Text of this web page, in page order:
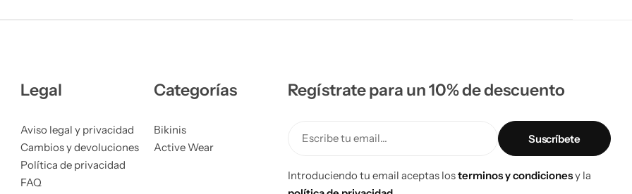
Legal
Aviso legal y privacidad
Cambios y devoluciones
Política de privacidad
FAQ
Categorías
Bikinis
Active Wear
Regístrate para un 10% de descuento
Escribe tu email...
Introduciendo tu email aceptas losterminos y condicionesy la